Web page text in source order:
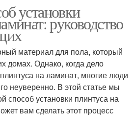
установки
руководство
материал для пола, который
домах. Однако, когда дело
на ламинат, многие люди
неуверенно. В этой статье мы
способ установки плинтуса на
вам сделать этот процесс